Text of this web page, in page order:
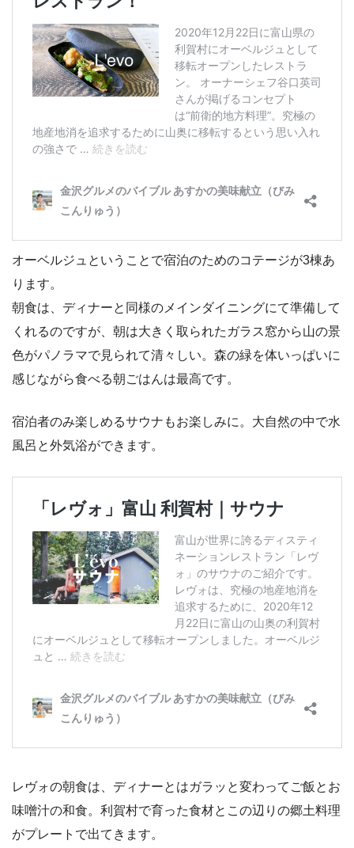
オーベルジュということで宿泊のためのコテージが3棟あ
ります。
朝食は、ディナーと同様のメインダイニングにて準備して
くれるのですが、朝は大きく取られたガラス窓から山の景
色がパノラマで見られて清々しい。森の緑を体いっぱいに
感じながら食べる朝ごはんは最高です。
宿泊者のみ楽しめるサウナもお楽しみに。大自然の中で水
風呂と外気浴ができます。
レヴォの朝食は、ディナーとはガラッと変わってご飯とお
味噌汁の和食。利賀村で育った食材とこの辺りの郷土料理
がプレートで出てきます。